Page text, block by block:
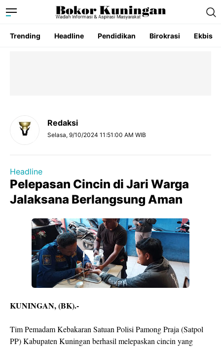
Trending Headline Pendidikan Birokrasi Ekbis
Redaksi
Selasa, 9/10/2024 11:51:00 AM WIB
Headline
Pelepasan Cincin di Jari Warga
Jalaksana Berlangsung Aman
KUNINGAN, (BK).-
Tim Pemadam Kebakaran Satuan Polisi Pamong Praja (Satpol
PP) Kabupaten Kuningan berhasil melepaskan cincin yang